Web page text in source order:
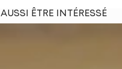
ÊTRE INTÉRESSÉ